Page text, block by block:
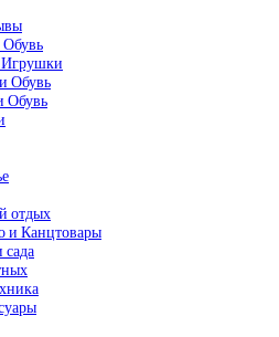
Обувь
Игрушки
Обувь
Обувь
отдых
и Канцтовары
сада